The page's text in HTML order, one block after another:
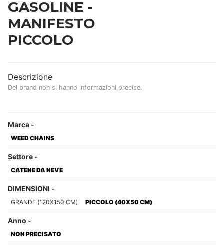
GASOLINE -
MANIFESTO
PICCOLO
Descrizione
Del brand non si hanno informazioni precise.
Marca -
WEED CHAINS
Settore -
CATENE DA NEVE
DIMENSIONI -
GRANDE (120X150 CM) PICCOLO (40X50 CM)
Anno -
NON PRECISATO